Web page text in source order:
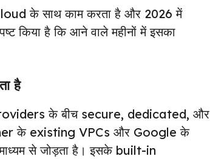
के साथ काम करता है और 2026 में
किया है कि आने वाले महीनों में इसका
है
के बीच secure, dedicated, और
के existing VPCs और Google के
से जोड़ता है। इसके built-in